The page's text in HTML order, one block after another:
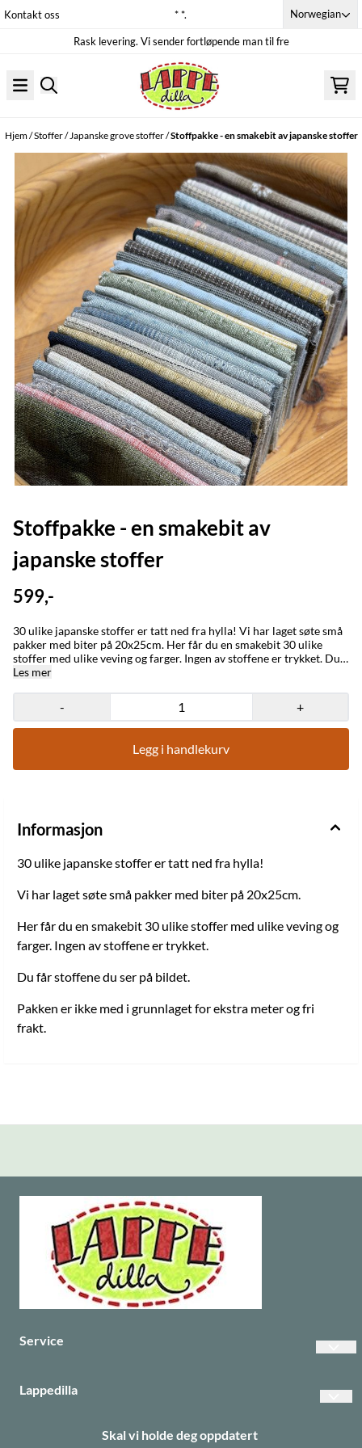
Hopp til innhold
Kontakt oss * *. Norwegian
Rask levering. Vi sender fortløpende man til fre
Hjem/Stoffer/Japanske grove stoffer/Stoffpakke - en smakebit av japanske stoffer
Stoffpakke - en smakebit av
japanske stoffer
599,-
30 ulike japanske stoffer er tatt ned fra hylla! Vi har laget søte små
pakker med biter på 20x25cm. Her får du en smakebit 30 ulike
stoffer med ulike veving og farger. Ingen av stoffene er trykket. Du
får stoffene du ser på bildet. Pakken er ikke med i grunnlaget for
Les mer
- +
Legg i handlekurv
Informasjon
30 ulike japanske stoffer er tatt ned fra hylla!
Vi har laget søte små pakker med biter på 20x25cm.
Her får du en smakebit 30 ulike stoffer med ulike veving og
farger. Ingen av stoffene er trykket.
Du får stoffene du ser på bildet.
Pakken er ikke med i grunnlaget for ekstra meter og fri
frakt.
Service
Lappedilla
Skal vi holde deg oppdatert